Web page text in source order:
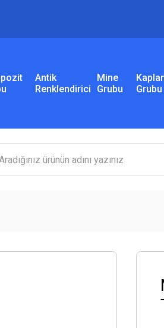
Antik
Renklendirici
Mine
Grubu
Grubu